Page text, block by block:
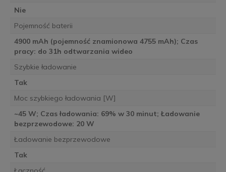
Nie
Pojemność baterii
4900 mAh (pojemność znamionowa 4755 mAh); Czas
pracy: do 31h odtwarzania wideo
Szybkie ładowanie
Tak
Moc szybkiego ładowania [W]
~45 W; Czas ładowania: 69% w 30 minut; Ładowanie
bezprzewodowe: 20 W
Ładowanie bezprzewodowe
Tak